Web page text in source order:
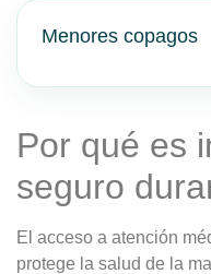
Menores copagos
Por qué es
seguro
El acceso a atención
protege la salud de la